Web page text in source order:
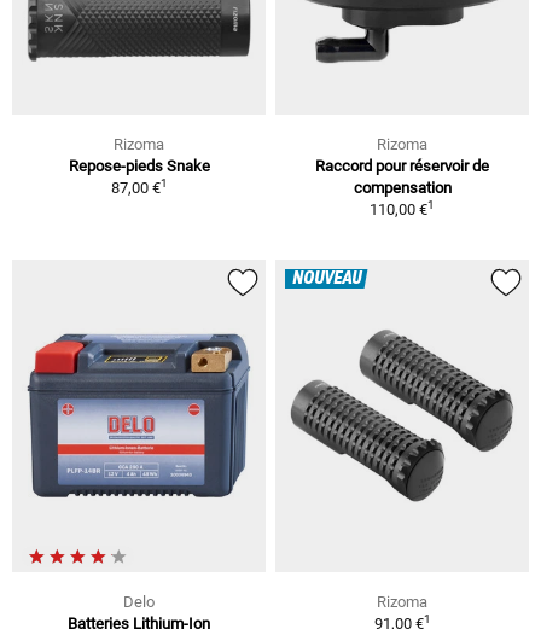
Rizoma
Repose-pieds Snake
87,00 €1
Rizoma
Raccord pour réservoir de
compensation
110,00 €1
Delo
Batteries Lithium-Ion
NOUVEAU
Rizoma
91,00 €1